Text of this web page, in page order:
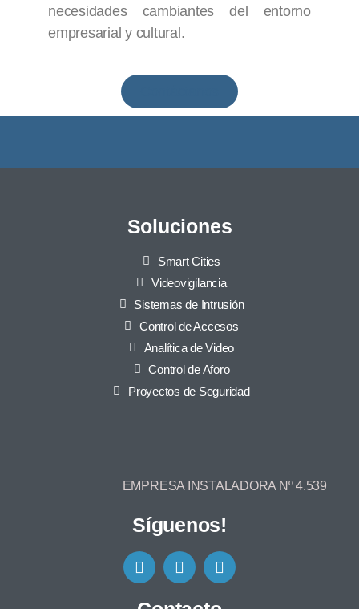
necesidades cambiantes del entorno
empresarial y cultural.
Soluciones
Smart Cities
Videovigilancia
Sistemas de Intrusión
Control de Accesos
Analítica de Video
Control de Aforo
Proyectos de Seguridad
EMPRESA INSTALADORA Nº 4.539
Síguenos!